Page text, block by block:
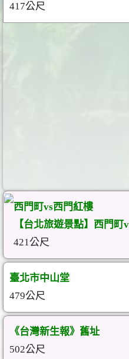
417公尺
西門町vs西門紅樓
【台北旅遊景點】西門町
421公尺
臺北市中山堂
479公尺
《台灣新生報》舊址
502公尺